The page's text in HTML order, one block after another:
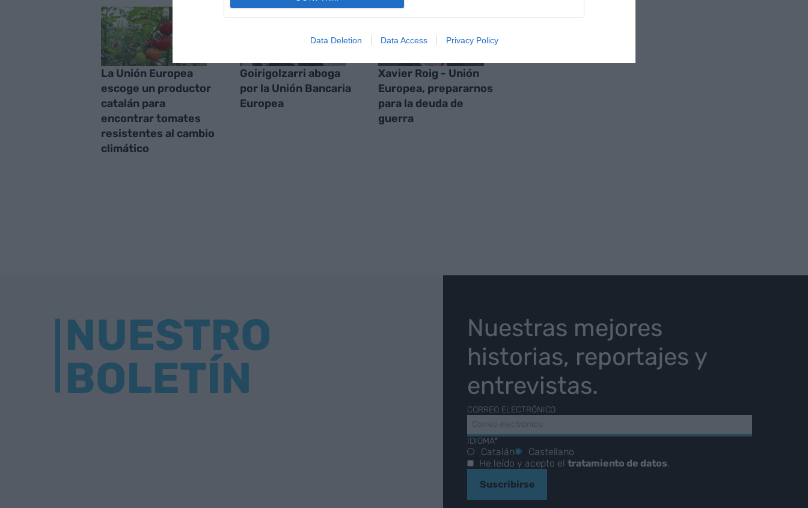
Data Deletion Data Access Privacy Policy
La Unión Europea
escoge un productor
catalán para
encontrar tomates
resistentes al cambio
climático
Goirigolzarri aboga
por la Unión Bancaria
Europea
Xavier Roig - Unión
Europea, prepararnos
para la deuda de
guerra
NUESTRO
BOLETÍN
Nuestras mejores
historias, reportajes y
entrevistas.
CORREO ELECTRÓNICO
IDIOMA*
Catalán
Castellano
He leído y acepto eltratamiento de datos.
Suscribirse